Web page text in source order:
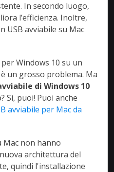
In secondo luogo,
l’efficienza. Inoltre,
USB avviabile su Mac
Windows 10 su un
un grosso problema. Ma
di Windows 10
Si, puoi! Puoi anche
avviabile per Mac da
Mac non hanno
architettura del
quindi l'installazione